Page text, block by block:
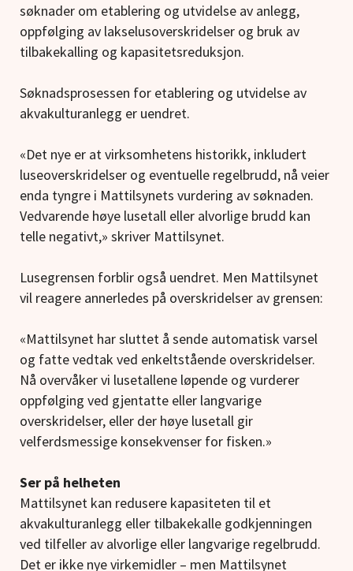
søknader om etablering og utvidelse av anlegg,
oppfølging av lakselusoverskridelser og bruk av
tilbakekalling og kapasitetsreduksjon.
Søknadsprosessen for etablering og utvidelse av
akvakulturanlegg er uendret.
«Det nye er at virksomhetens historikk, inkludert
luseoverskridelser og eventuelle regelbrudd, nå veier
enda tyngre i Mattilsynets vurdering av søknaden.
Vedvarende høye lusetall eller alvorlige brudd kan
telle negativt,» skriver Mattilsynet.
Lusegrensen forblir også uendret. Men Mattilsynet
vil reagere annerledes på overskridelser av grensen:
«Mattilsynet har sluttet å sende automatisk varsel
og fatte vedtak ved enkeltstående overskridelser.
Nå overvåker vi lusetallene løpende og vurderer
oppfølging ved gjentatte eller langvarige
overskridelser, eller der høye lusetall gir
velferdsmessige konsekvenser for fisken.»
Ser på helheten
Mattilsynet kan redusere kapasiteten til et
akvakulturanlegg eller tilbakekalle godkjenningen
ved tilfeller av alvorlige eller langvarige regelbrudd.
Det er ikke nye virkemidler – men Mattilsynet